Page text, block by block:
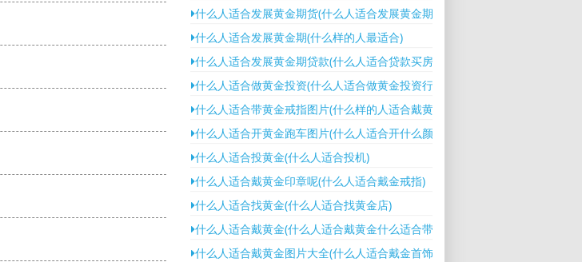
什么人适合发展黄金期货(什么人适合发展黄金期货交易)
什么人适合发展黄金期(什么样的人最适合)
什么人适合发展黄金期贷款(什么人适合贷款买房)
什么人适合做黄金投资(什么人适合做黄金投资行业)
什么人适合带黄金戒指图片(什么样的人适合戴黄金首饰)
什么人适合开黄金跑车图片(什么人适合开什么颜色的车)
什么人适合投黄金(什么人适合投机)
什么人适合戴黄金印章呢(什么人适合戴金戒指)
什么人适合找黄金(什么人适合找黄金店)
什么人适合戴黄金(什么人适合戴黄金什么适合带玉)
什么人适合戴黄金图片大全(什么人适合戴金首饰)